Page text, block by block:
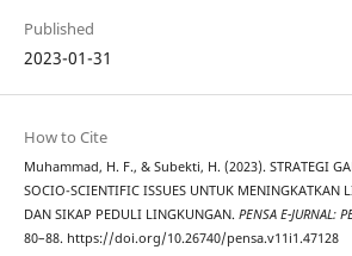
Published
2023-01-31
How to Cite
Muhammad, H. F., & Subekti, H. (2023). STRATEGI
SOCIO-SCIENTIFIC ISSUES UNTUK MENINGKATKAN
DAN SIKAP PEDULI LINGKUNGAN. PENSA E-JURNAL:
80–88. https://doi.org/10.26740/pensa.v11i1.47128